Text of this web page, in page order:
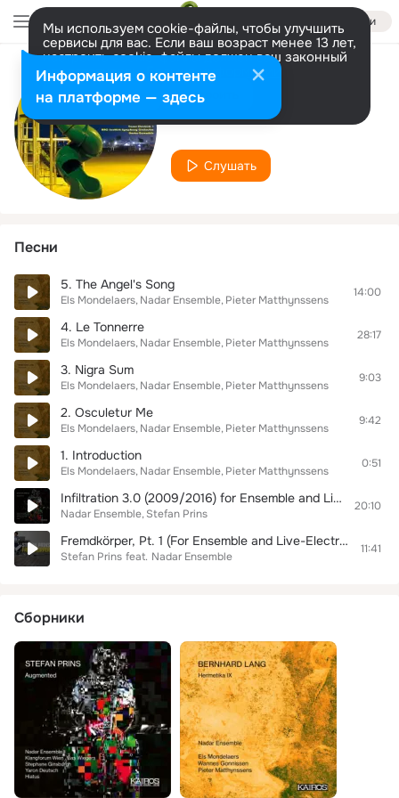
Войти
Мы используем cookie-файлы, чтобы улучшить
сервисы для вас. Если ваш возраст менее 13 лет,
настроить cookie-файлы должен ваш законный
представитель. Больше информации
Разрешить все Настроить
Исполнитель
Nadar Ensemble
Слушать
Песни
5. The Angel's Song
Els Mondelaers Nadar Ensemble Pieter Matthynssens
14:00
4. Le Tonnerre
Els Mondelaers Nadar Ensemble Pieter Matthynssens
28:17
3. Nigra Sum
Els Mondelaers Nadar Ensemble Pieter Matthynssens
9:03
2. Osculetur Me
Els Mondelaers Nadar Ensemble Pieter Matthynssens
9:42
1. Introduction
Els Mondelaers Nadar Ensemble Pieter Matthynssens
0:51
Infiltration 3.0 (2009/2016) for Ensemble and Live Electronics
Nadar Ensemble Stefan Prins
20:10
Fremdkörper, Pt. 1 (For Ensemble and Live-Electronics)
Stefan Prins feat. Nadar Ensemble
11:41
Сборники
Информация о контенте
на платформе — здесь